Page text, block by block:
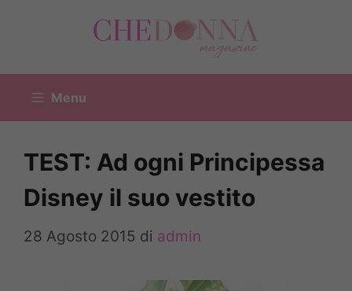
Menu
TEST: Ad ogni Principessa
Disney il suo vestito
28 Agosto 2015 di admin